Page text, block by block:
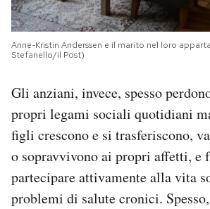
Anne-Kristin Anderssen e il marito nel loro
Stefanello/il Post)
Gli anziani, invece, spesso
propri legami sociali quotidiani
figli crescono e si trasferiscono,
o sopravvivono ai propri affetti, e
partecipare attivamente alla vita
problemi di salute cronici.